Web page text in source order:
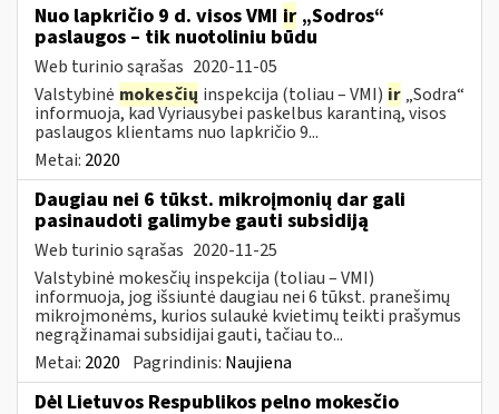
Nuo lapkričio 9 d. visos VMI ir „Sodros“
paslaugos – tik nuotoliniu būdu
Web turinio sąrašas 2020-11-05
Valstybinė mokesčių inspekcija (toliau – VMI) ir„Sodra“
informuoja, kad Vyriausybei paskelbus karantiną, visos
paslaugos klientams nuo lapkričio 9...
Metai: 2020
Daugiau nei 6 tūkst. mikroįmonių dar gali
pasinaudoti galimybe gauti subsidiją
Web turinio sąrašas 2020-11-25
Valstybinė mokesčių inspekcija (toliau – VMI)
informuoja, jog išsiuntė daugiau nei 6 tūkst. pranešimų
mikroįmonėms, kurios sulaukė kvietimų teikti prašymus
negrąžinamai subsidijai gauti, tačiau to...
Metai: 2020 Pagrindinis: Naujiena
Dėl Lietuvos Respublikos pelno mokesčio